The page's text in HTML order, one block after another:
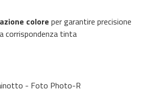
colore per garantire precisione
corrispondenza tinta
- Foto Photo-R